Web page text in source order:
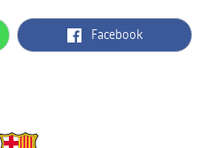
label.aria.facebook
Facebook